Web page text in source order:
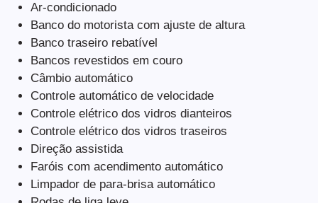
Ar-condicionado
Banco do motorista com ajuste de altura
Banco traseiro rebatível
Bancos revestidos em couro
Câmbio automático
Controle automático de velocidade
Controle elétrico dos vidros dianteiros
Controle elétrico dos vidros traseiros
Direção assistida
Faróis com acendimento automático
Limpador de para-brisa automático